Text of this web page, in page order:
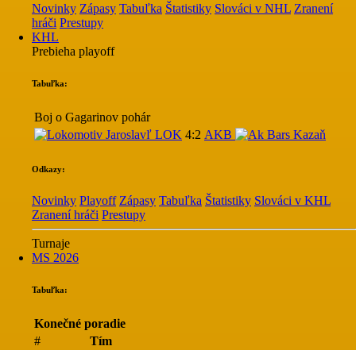
Novinky Zápasy Tabuľka Štatistiky Slováci v NHL Zranení
hráči Prestupy
KHL
Prebieha playoff
Tabuľka:
Boj o Gagarinov pohár
LOK 4:2 AKB
Odkazy:
Novinky Playoff Zápasy Tabuľka Štatistiky Slováci v KHL
Zranení hráči Prestupy
Turnaje
MS 2026
Tabuľka:
Konečné poradie
#
Tím